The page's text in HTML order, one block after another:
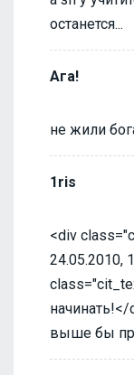
останется...
Ага!
не жили
1ris
<div
24.05.2010,
начинать!</
выше бы